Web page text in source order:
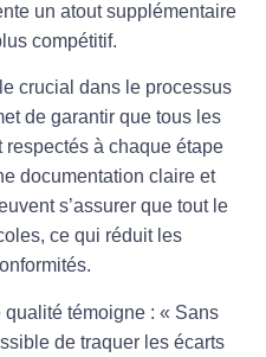
un atout supplémentaire
compétitif.
crucial dans le processus
de garantir que tous les
à chaque étape
documentation claire et
s’assurer que tout le
, ce qui réduit les
témoigne : « Sans
de traquer les écarts